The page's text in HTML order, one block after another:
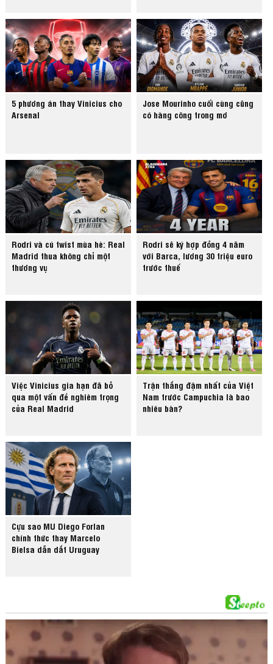
5 phương án thay Vinicius cho
Arsenal
Jose Mourinho cuối cùng cũng
có hàng công trong mơ
Rodri và cú twist mùa hè: Real
Madrid thua không chỉ một
thương vụ
Rodri sẽ ký hợp đồng 4 năm
với Barca, lương 30 triệu euro
trước thuế
Việc Vinicius gia hạn đã bỏ
qua một vấn đề nghiêm trọng
của Real Madrid
Trận thắng đậm nhất của Việt
Nam trước Campuchia là bao
nhiêu bàn?
Cựu sao MU Diego Forlan
chính thức thay Marcelo
Bielsa dẫn dắt Uruguay